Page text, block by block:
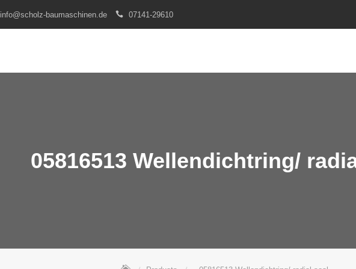
info@scholz-baumaschinen.de 07141-29610
05816513 Wellendichtring/